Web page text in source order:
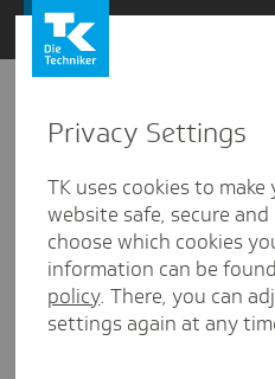
Zum
Inhalt
springen
Privacy Settings
TK uses cookies to
website safe, secure
choose which cookies
information can be
policy. There, you can
settings again at any